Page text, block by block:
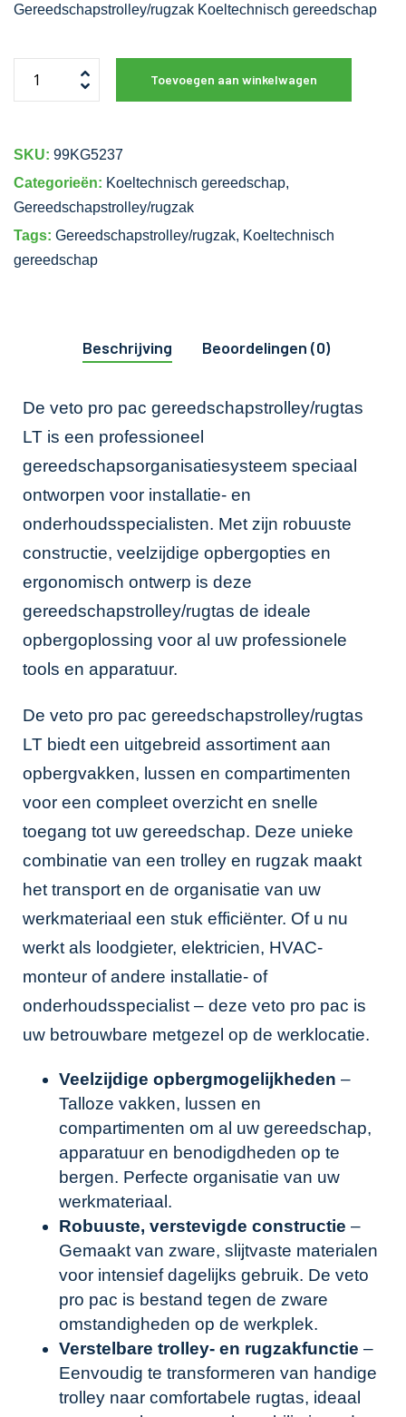
Gereedschapstrolley/rugzak Koeltechnisch gereedschap
Toevoegen aan winkelwagen
SKU: 99KG5237
Categorieën: Koeltechnisch gereedschap,
Gereedschapstrolley/rugzak
Tags: Gereedschapstrolley/rugzak, Koeltechnisch
gereedschap
Beschrijving Beoordelingen (0)
De veto pro pac gereedschapstrolley/rugtas
LT is een professioneel
gereedschapsorganisatiesysteem speciaal
ontworpen voor installatie- en
onderhoudsspecialisten. Met zijn robuuste
constructie, veelzijdige opbergopties en
ergonomisch ontwerp is deze
gereedschapstrolley/rugtas de ideale
opbergoplossing voor al uw professionele
tools en apparatuur.
De veto pro pac gereedschapstrolley/rugtas
LT biedt een uitgebreid assortiment aan
opbergvakken, lussen en compartimenten
voor een compleet overzicht en snelle
toegang tot uw gereedschap. Deze unieke
combinatie van een trolley en rugzak maakt
het transport en de organisatie van uw
werkmateriaal een stuk efficiënter. Of u nu
werkt als loodgieter, elektricien, HVAC-
monteur of andere installatie- of
onderhoudsspecialist – deze veto pro pac is
uw betrouwbare metgezel op de werklocatie.
Veelzijdige opbergmogelijkheden –
Talloze vakken, lussen en
compartimenten om al uw gereedschap,
apparatuur en benodigdheden op te
bergen. Perfecte organisatie van uw
werkmateriaal.
Robuuste, verstevigde constructie –
Gemaakt van zware, slijtvaste materialen
voor intensief dagelijks gebruik. De veto
pro pac is bestand tegen de zware
omstandigheden op de werkplek.
Verstelbare trolley- en rugzakfunctie –
Eenvoudig te transformeren van handige
trolley naar comfortabele rugtas, ideaal